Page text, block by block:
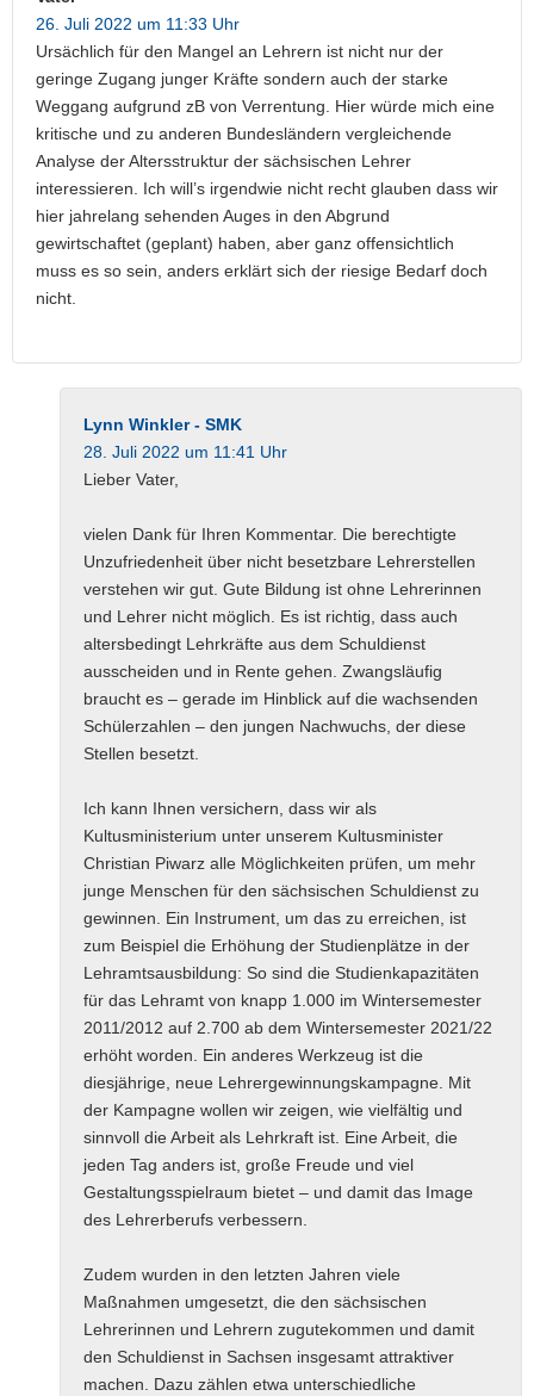
26. Juli 2022 um 11:33 Uhr
Ursächlich für den Mangel an Lehrern ist nicht nur der
geringe Zugang junger Kräfte sondern auch der starke
Weggang aufgrund zB von Verrentung. Hier würde mich eine
kritische und zu anderen Bundesländern vergleichende
Analyse der Altersstruktur der sächsischen Lehrer
interessieren. Ich will’s irgendwie nicht recht glauben dass wir
hier jahrelang sehenden Auges in den Abgrund
gewirtschaftet (geplant) haben, aber ganz offensichtlich
muss es so sein, anders erklärt sich der riesige Bedarf doch
nicht.
Lynn Winkler - SMK
28. Juli 2022 um 11:41 Uhr
Lieber Vater,
vielen Dank für Ihren Kommentar. Die berechtigte
Unzufriedenheit über nicht besetzbare Lehrerstellen
verstehen wir gut. Gute Bildung ist ohne Lehrerinnen
und Lehrer nicht möglich. Es ist richtig, dass auch
altersbedingt Lehrkräfte aus dem Schuldienst
ausscheiden und in Rente gehen. Zwangsläufig
braucht es – gerade im Hinblick auf die wachsenden
Schülerzahlen – den jungen Nachwuchs, der diese
Stellen besetzt.
Ich kann Ihnen versichern, dass wir als
Kultusministerium unter unserem Kultusminister
Christian Piwarz alle Möglichkeiten prüfen, um mehr
junge Menschen für den sächsischen Schuldienst zu
gewinnen. Ein Instrument, um das zu erreichen, ist
zum Beispiel die Erhöhung der Studienplätze in der
Lehramtsausbildung: So sind die Studienkapazitäten
für das Lehramt von knapp 1.000 im Wintersemester
2011/2012 auf 2.700 ab dem Wintersemester 2021/22
erhöht worden. Ein anderes Werkzeug ist die
diesjährige, neue Lehrergewinnungskampagne. Mit
der Kampagne wollen wir zeigen, wie vielfältig und
sinnvoll die Arbeit als Lehrkraft ist. Eine Arbeit, die
jeden Tag anders ist, große Freude und viel
Gestaltungsspielraum bietet – und damit das Image
des Lehrerberufs verbessern.
Zudem wurden in den letzten Jahren viele
Maßnahmen umgesetzt, die den sächsischen
Lehrerinnen und Lehrern zugutekommen und damit
den Schuldienst in Sachsen insgesamt attraktiver
machen. Dazu zählen etwa unterschiedliche